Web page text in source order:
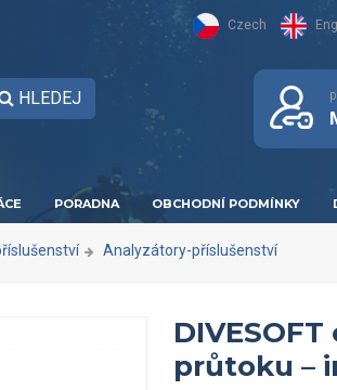
Czech
HLEDEJ
PORADNA OBCHODNÍ PODMÍNKY
Analyzátory-příslušenství
průtoku –